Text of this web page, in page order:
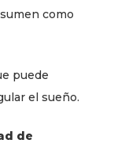
como
puede
el sueño.
de